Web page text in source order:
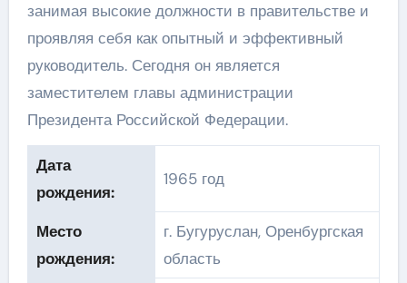
занимая высокие должности в правительстве и
проявляя себя как опытный и эффективный
руководитель. Сегодня он является
заместителем главы администрации
Президента Российской Федерации.
Дата
рождения:
1965 год
Место
рождения:
г. Бугуруслан, Оренбургская
область